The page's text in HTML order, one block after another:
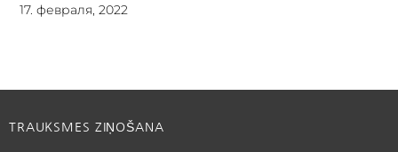
17. февраля, 2022
TRAUKSMES ZIŅOŠANA